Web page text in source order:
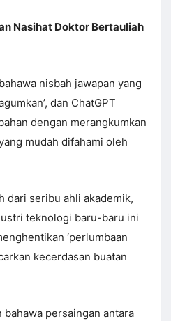
Nasihat Doktor Bertauliah
nisbah jawapan yang
dan ChatGPT
dengan merangkumkan
mudah difahami oleh
dari seribu ahli akademik,
teknologi baru-baru ini
‘perlumbaan
kecerdasan buatan
persaingan antara